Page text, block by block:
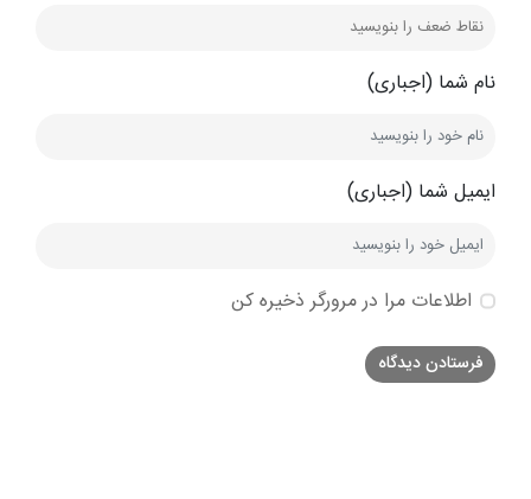
نام شما (اجباری)
ایمیل شما (اجباری)
اطلاعات مرا در مرورگر ذخیره کن